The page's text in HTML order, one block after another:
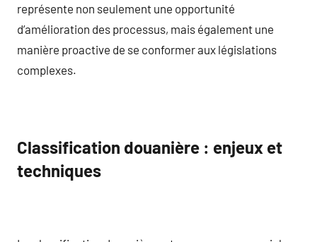
représente non seulement une opportunité
d’amélioration des processus, mais également une
manière proactive de se conformer aux législations
complexes.
Classification douanière : enjeux et
techniques